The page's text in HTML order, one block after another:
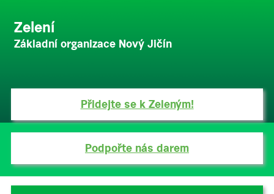
Zelení
Základní organizace Nový Jičín
Přidejte se k Zeleným!
Podpořte nás darem